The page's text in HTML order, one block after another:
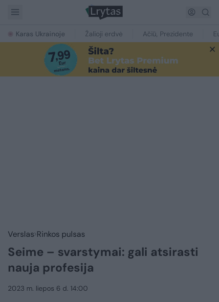
Karas Ukrainoje Žalioji erdvė Ačiū, Prezidente
Verslas Rinkos pulsas
Seime – svarstymai: gali atsirasti
nauja profesija
2023 m. liepos 6 d. 14:00